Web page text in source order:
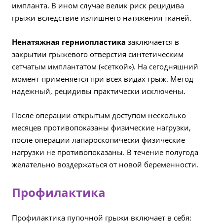
импланта. В ином случае велик риск рецидива
грыжи вследствие излишнего натяжения тканей.
Ненатяжная герниопластика заключается в
закрытии грыжевого отверстия синтетическим
сетчатым имплантатом («сеткой»). На сегодняшний
момент применяется при всех видах грыж. Метод
надежный, рецидивы практически исключены.
После операции открытым доступом несколько
месяцев противопоказаны физические нагрузки,
после операции лапароскопически физические
нагрузки не противопоказаны. В течение полугода
желательно воздержаться от новой беременности.
Профилактика
Профилактика пупочной грыжи включает в себя: